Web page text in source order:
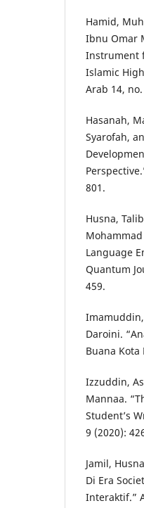
Hamid,
Ibnu Omar
Instrument
Islamic
Arab 14,
Hasanah,
Syarofah,
801.
Husna,
Language
Quantum
459.
Daroini.
Buana Kota
Izzuddin,
Mannaa.
Student’s
9 (2020):
Jamil,
Di Era
Interaktif.”